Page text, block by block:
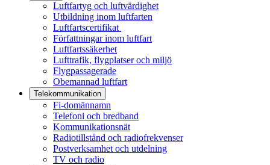
Luftfartyg och luftvärdighet
Utbildning inom luftfarten
Luftfartscertifikat
Författningar inom luftfart
Luftfartssäkerhet
Lufttrafik, flygplatser och miljö
Flygpassagerade
Obemannad luftfart
Telekommunikation
Fi-domännamn
Telefoni och bredband
Kommunikationsnät
Radiotillstånd och radiofrekvenser
Postverksamhet och utdelning
TV och radio